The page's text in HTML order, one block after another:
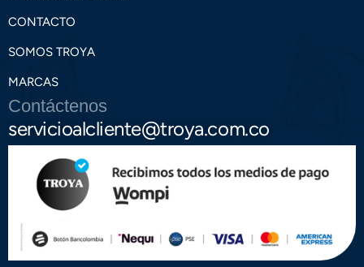
CONTACTO
SOMOS TROYA
MARCAS
Contáctenos
servicioalcliente@troya.com.co